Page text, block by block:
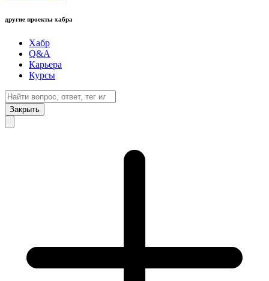
другие проекты хабра
Хабр
Q&A
Карьера
Курсы
Закрыть